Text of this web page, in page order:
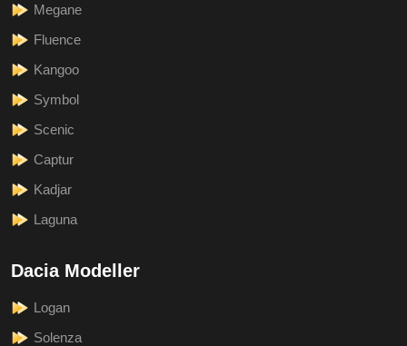
Megane
Fluence
Kangoo
Symbol
Scenic
Captur
Kadjar
Laguna
Dacia Modeller
Logan
Solenza